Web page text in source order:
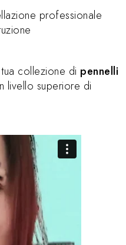
professionale
collezione di pennelli
livello superiore di